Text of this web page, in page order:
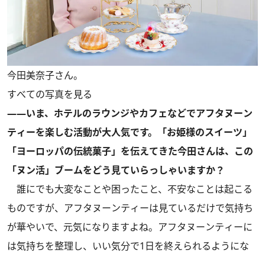
今田美奈子さん。
すべての写真を見る
――いま、ホテルのラウンジやカフェなどでアフタヌーン
ティーを楽しむ活動が大人気です。「お姫様のスイーツ」
「ヨーロッパの伝統菓子」を伝えてきた今田さんは、この
「ヌン活」ブームをどう見ていらっしゃいますか？
誰にでも大変なことや困ったこと、不安なことは起こる
ものですが、アフタヌーンティーは見ているだけで気持ち
が華やいで、元気になりますよね。アフタヌーンティーに
は気持ちを整理し、いい気分で1日を終えられるようにな